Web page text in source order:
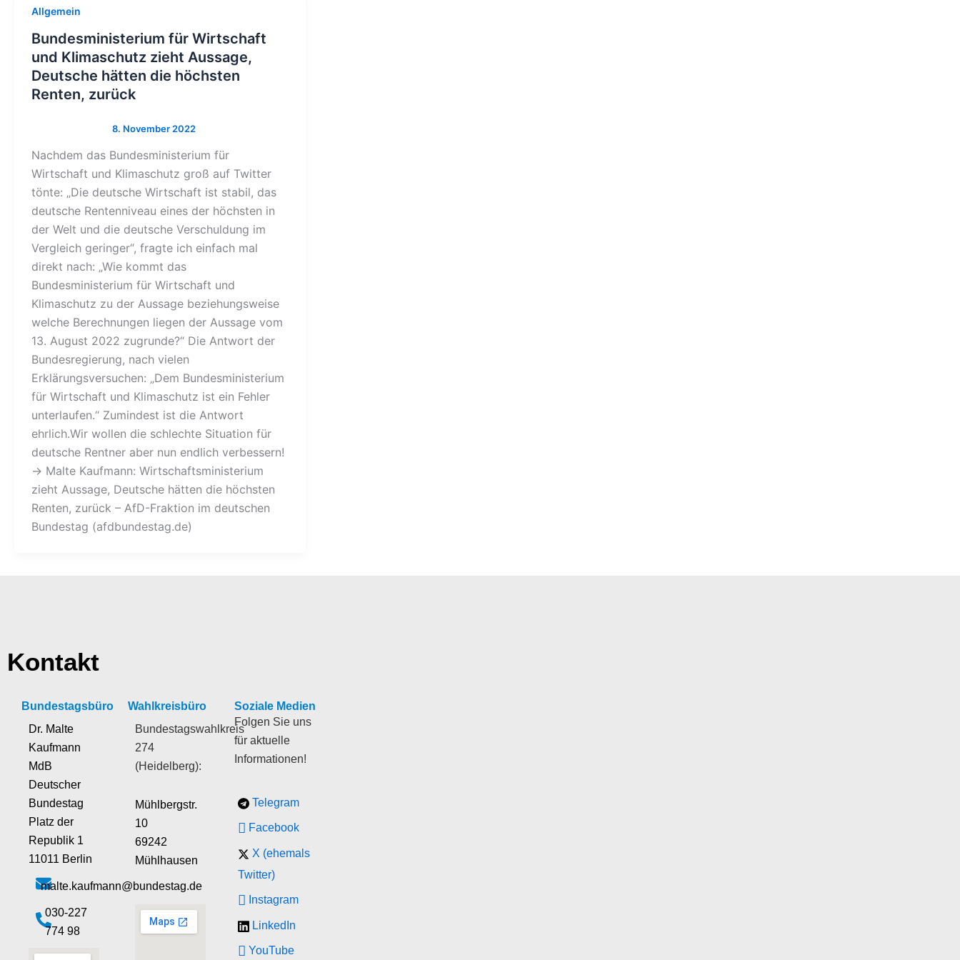
Allgemein
Bundesministerium für Wirtschaft
und Klimaschutz zieht Aussage,
Deutsche hätten die höchsten
Renten, zurück
Nachdem das Bundesministerium für
Wirtschaft und Klimaschutz groß auf Twitter
tönte: „Die deutsche Wirtschaft ist stabil, das
deutsche Rentenniveau eines der höchsten in
der Welt und die deutsche Verschuldung im
Vergleich geringer“, fragte ich einfach mal
direkt nach: „Wie kommt das
Bundesministerium für Wirtschaft und
Klimaschutz zu der Aussage beziehungsweise
welche Berechnungen liegen der Aussage vom
13. August 2022 zugrunde?“ Die Antwort der
Bundesregierung, nach vielen
Erklärungsversuchen: „Dem Bundesministerium
für Wirtschaft und Klimaschutz ist ein Fehler
unterlaufen.“ Zumindest ist die Antwort
ehrlich.Wir wollen die schlechte Situation für
deutsche Rentner aber nun endlich verbessern!
→ Malte Kaufmann: Wirtschaftsministerium
zieht Aussage, Deutsche hätten die höchsten
Renten, zurück – AfD-Fraktion im deutschen
Bundestag (afdbundestag.de)
Kontakt
Bundestagsbüro
Dr. Malte
Kaufmann
MdB
Deutscher
Bundestag
Platz der
Republik 1
11011 Berlin
malte.kaufmann@bundestag.de
‭030-227
774 98‬
Wahlkreisbüro
Bundestagswahlkreis
274
(Heidelberg):
Mühlbergstr.
10
69242
Mühlhausen
Soziale Medien
Folgen Sie uns
für aktuelle
Informationen!
Telegram
Facebook
X (ehemals
Twitter)
Instagram
LinkedIn
YouTube